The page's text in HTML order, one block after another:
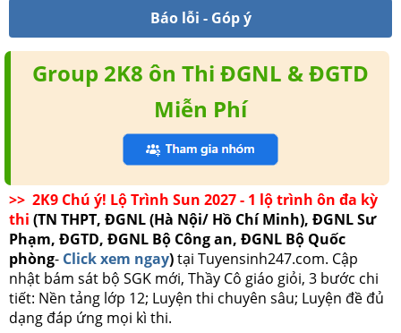
Báo lỗi - Góp ý
Group 2K8 ôn Thi ĐGNL & ĐGTD
Miễn Phí
>> 2K9 Chú ý! Lộ Trình Sun 2027 - 1 lộ trình ôn đa kỳ
thi (TN THPT, ĐGNL (Hà Nội/ Hồ Chí Minh), ĐGNL Sư
Phạm, ĐGTD, ĐGNL Bộ Công an, ĐGNL Bộ Quốc
phòng- Click xem ngay)tại Tuyensinh247.com. Cập
nhật bám sát bộ SGK mới, Thầy Cô giáo giỏi, 3 bước chi
tiết: Nền tảng lớp 12; Luyện thi chuyên sâu; Luyện đề đủ
dạng đáp ứng mọi kì thi.